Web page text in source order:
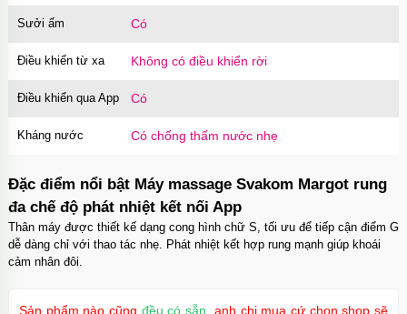
mại nhỏ gọn
môn dễ dùng
MãDDT2trị giá500.000₫
MãD2TStrị giá500.000₫
Sưởi ấm Có
Điều khiển từ xa Không có điều khiển rời
Điều khiển qua App Có
Kháng nước Có chống thấm nước nhẹ
Đặc điểm nổi bật Máy massage Svakom Margot rung
đa chế độ phát nhiệt kết nối App
Thân máy được thiết kế dạng cong hình chữ S, tối ưu để tiếp cận điểm G
dễ dàng chỉ với thao tác nhẹ. Phát nhiệt kết hợp rung mạnh giúp khoái
cảm nhân đôi.
Sản phẩm nào cũng đều có sẵn , anh chị mua cứ chọn shop sẽ